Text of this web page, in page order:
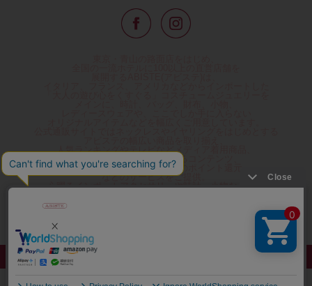
人気ランキングやテレビなどメディア着用商品、
雑誌掲載商品情報を紹介するコンテンツ、
プレゼント包装無料や独自のポイント還元
などのサービスをご提供。
心躍るインポートアクセサリーや時計、小物などで、
夢やときめきを与えられるよう願っています。
◆ギフトラッピング無料/11,000円以上のご注文で送料無料◆